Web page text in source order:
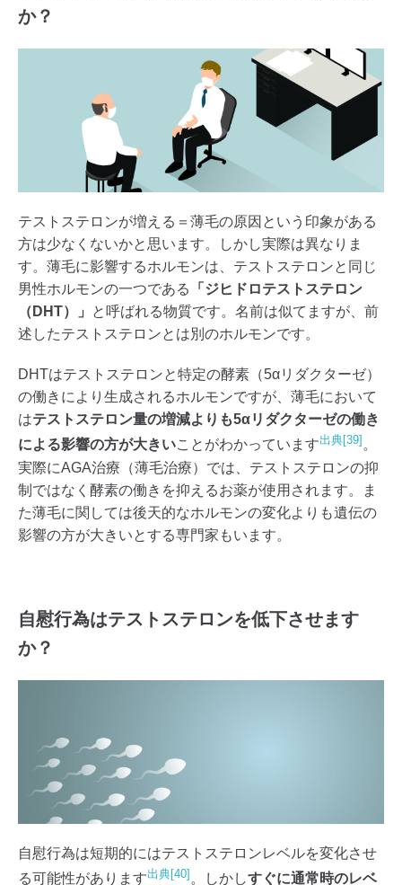
か？
テストステロンが増える＝薄毛の原因という印象がある
方は少なくないかと思います。しかし実際は異なりま
す。薄毛に影響するホルモンは、テストステロンと同じ
男性ホルモンの一つである
「ジヒドロテストステロン
（DHT）」
と呼ばれる物質です。名前は似てますが、前
述したテストステロンとは別のホルモンです。
DHTはテストステロンと特定の酵素（5αリダクターゼ）
の働きにより生成されるホルモンですが、薄毛において
はテストステロン量の増減よりも5αリダクターゼの働き
による影響の方が大きいことがわかっています出典[39] 。
実際にAGA治療（薄毛治療）では、テストステロンの抑
制ではなく酵素の働きを抑えるお薬が使用されます。ま
た薄毛に関しては後天的なホルモンの変化よりも遺伝の
影響の方が大きいとする専門家もいます。
自慰行為はテストステロンを低下させます
か？
自慰行為は短期的にはテストステロンレベルを変化させ
る可能性があります出典[40] 。しかしすぐに通常時のレベ